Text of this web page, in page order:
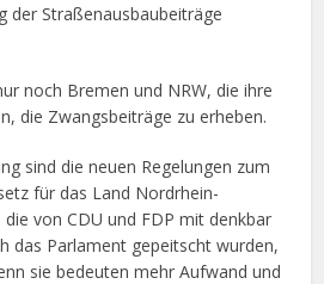
der Straßenausbaubeiträge
noch Bremen und NRW, die ihre
die Zwangsbeiträge zu erheben.
sind die neuen Regelungen zum
für das Land Nordrhein-
die von CDU und FDP mit denkbar
das Parlament gepeitscht wurden,
sie bedeuten mehr Aufwand und